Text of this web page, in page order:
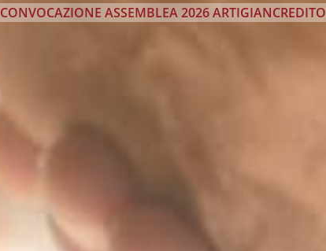
CONVOCAZIONE ASSEMBLEA 2026 ARTIGIANCREDITO